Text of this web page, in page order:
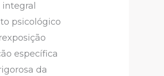
psicológico
específica
da